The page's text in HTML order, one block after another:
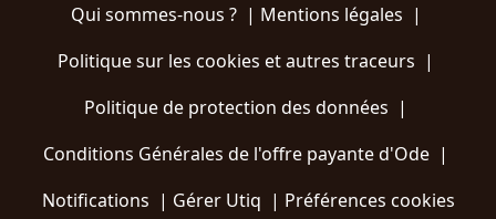
Qui sommes-nous ?| Mentions légales |
Politique sur les cookies et autres traceurs |
Politique de protection des données |
Conditions Générales de l'offre payante d'Ode |
Notifications | Gérer Utiq | Préférences cookies